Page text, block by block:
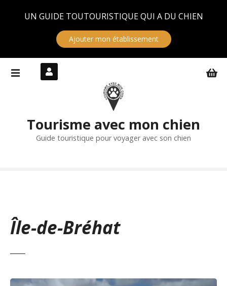
UN GUIDE TOUTOURISTIQUE QUI A DU CHIEN
Ajouter mon établissement
Tourisme avec mon chien
Guide touristique pour voyager avec son chien
Île-de-Bréhat